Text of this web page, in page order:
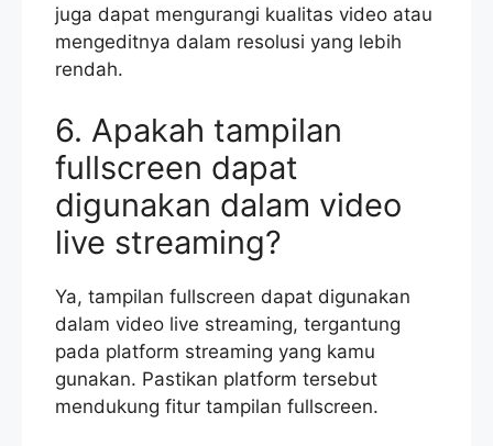
juga dapat mengurangi kualitas video atau
mengeditnya dalam resolusi yang lebih
rendah.
6. Apakah tampilan
fullscreen dapat
digunakan dalam video
live streaming?
Ya, tampilan fullscreen dapat digunakan
dalam video live streaming, tergantung
pada platform streaming yang kamu
gunakan. Pastikan platform tersebut
mendukung fitur tampilan fullscreen.